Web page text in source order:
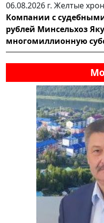
06.08.2026 г. Желтые
Компании с
рублей Минсельхоз
многомиллионную